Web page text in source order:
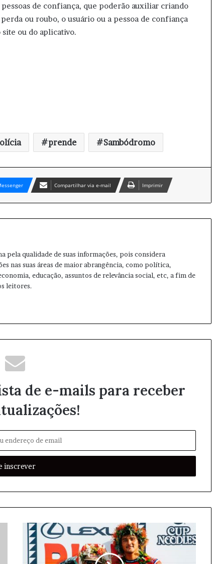
de confiança, que poderão auxiliar criando
ou roubo, o usuário ou a pessoa de confiança
ou do aplicativo.
prende Sambódromo
Compartilhar via e-mail Imprimir
pela qualidade de suas informações, pois considera
nas suas áreas de maior abrangência, como política,
educação, assuntos de relevância social, etc, a fim de
leitores.
de e-mails para receber